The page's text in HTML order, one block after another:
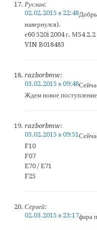
Руслан:
02.02.2015 в 22:48
навернулся).
е60 520i 2004 г. М54
VIN B018483
razborbmw:
03.02.2015 в 09:48
Ждем новое
razborbmw:
03.02.2015 в 09:51
F10
F07
E70 / E71
F25
Сергей:
02.03.2015 в 23:17фара